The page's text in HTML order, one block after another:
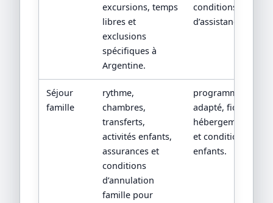
excursions, temps
libres et
exclusions
spécifiques à
Argentine.
conditions
d’assistance.
Séjour
famille
rythme,
chambres,
transferts,
activités enfants,
assurances et
conditions
d’annulation
famille pour
programme
adapté, fiches
hébergements
et conditions
enfants.